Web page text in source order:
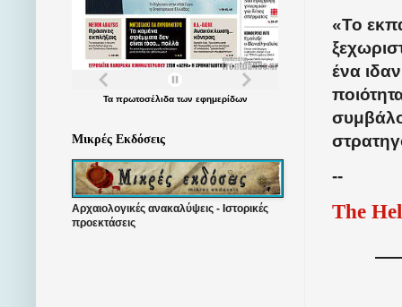
«Το
ένα
--
The
Τα πρωτοσέλιδατων εφημερίδων
Μικρές Εκδόσεις
Αρχαιολογικές ανακαλύψεις - Ιστορικές
προεκτάσεις